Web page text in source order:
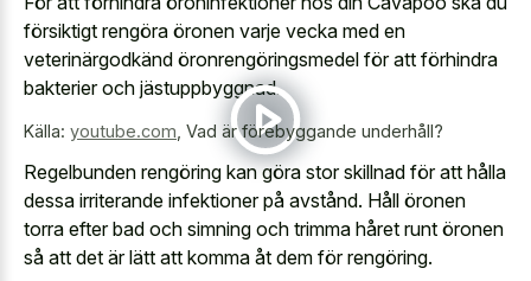
försiktigt rengöra öronen varje vecka med en
veterinärgodkänd öronrengöringsmedel för att förhindra
bakterier och jästuppbyggnad.
Källa: youtube.com Vad är förebyggande underhåll?
Regelbunden rengöring kan göra stor skillnad för att hålla
dessa irriterande infektioner på avstånd. Håll öronen
torra efter bad och simning och trimma håret runt öronen
så att det är lätt att komma åt dem för rengöring.